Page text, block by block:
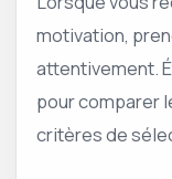
motivation,
attentivement.
pour comparer
critères de